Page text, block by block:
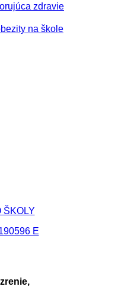
zdravie
na škole
ŠKOLY
E